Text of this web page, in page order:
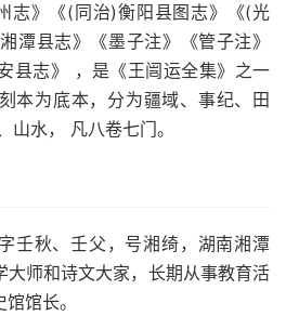
志》《(同治)衡阳县图志》《(光
潭县志》《墨子注》《管子注》
县志》 ，是《王闿运全集》之一
本为底本，分为疆域、事纪、田
山水， 凡八卷七门。
壬秋、壬父，号湘绮，湖南湘潭
大师和诗文大家，长期从事教育活
馆长。